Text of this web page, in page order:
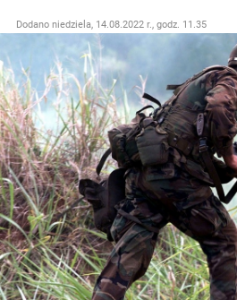
Dodano niedziela, 14.08.2022 r., godz. 11.35